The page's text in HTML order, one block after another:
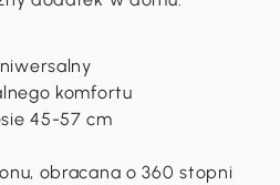
komfortu
45-57 cm
obracana o 360 stopni